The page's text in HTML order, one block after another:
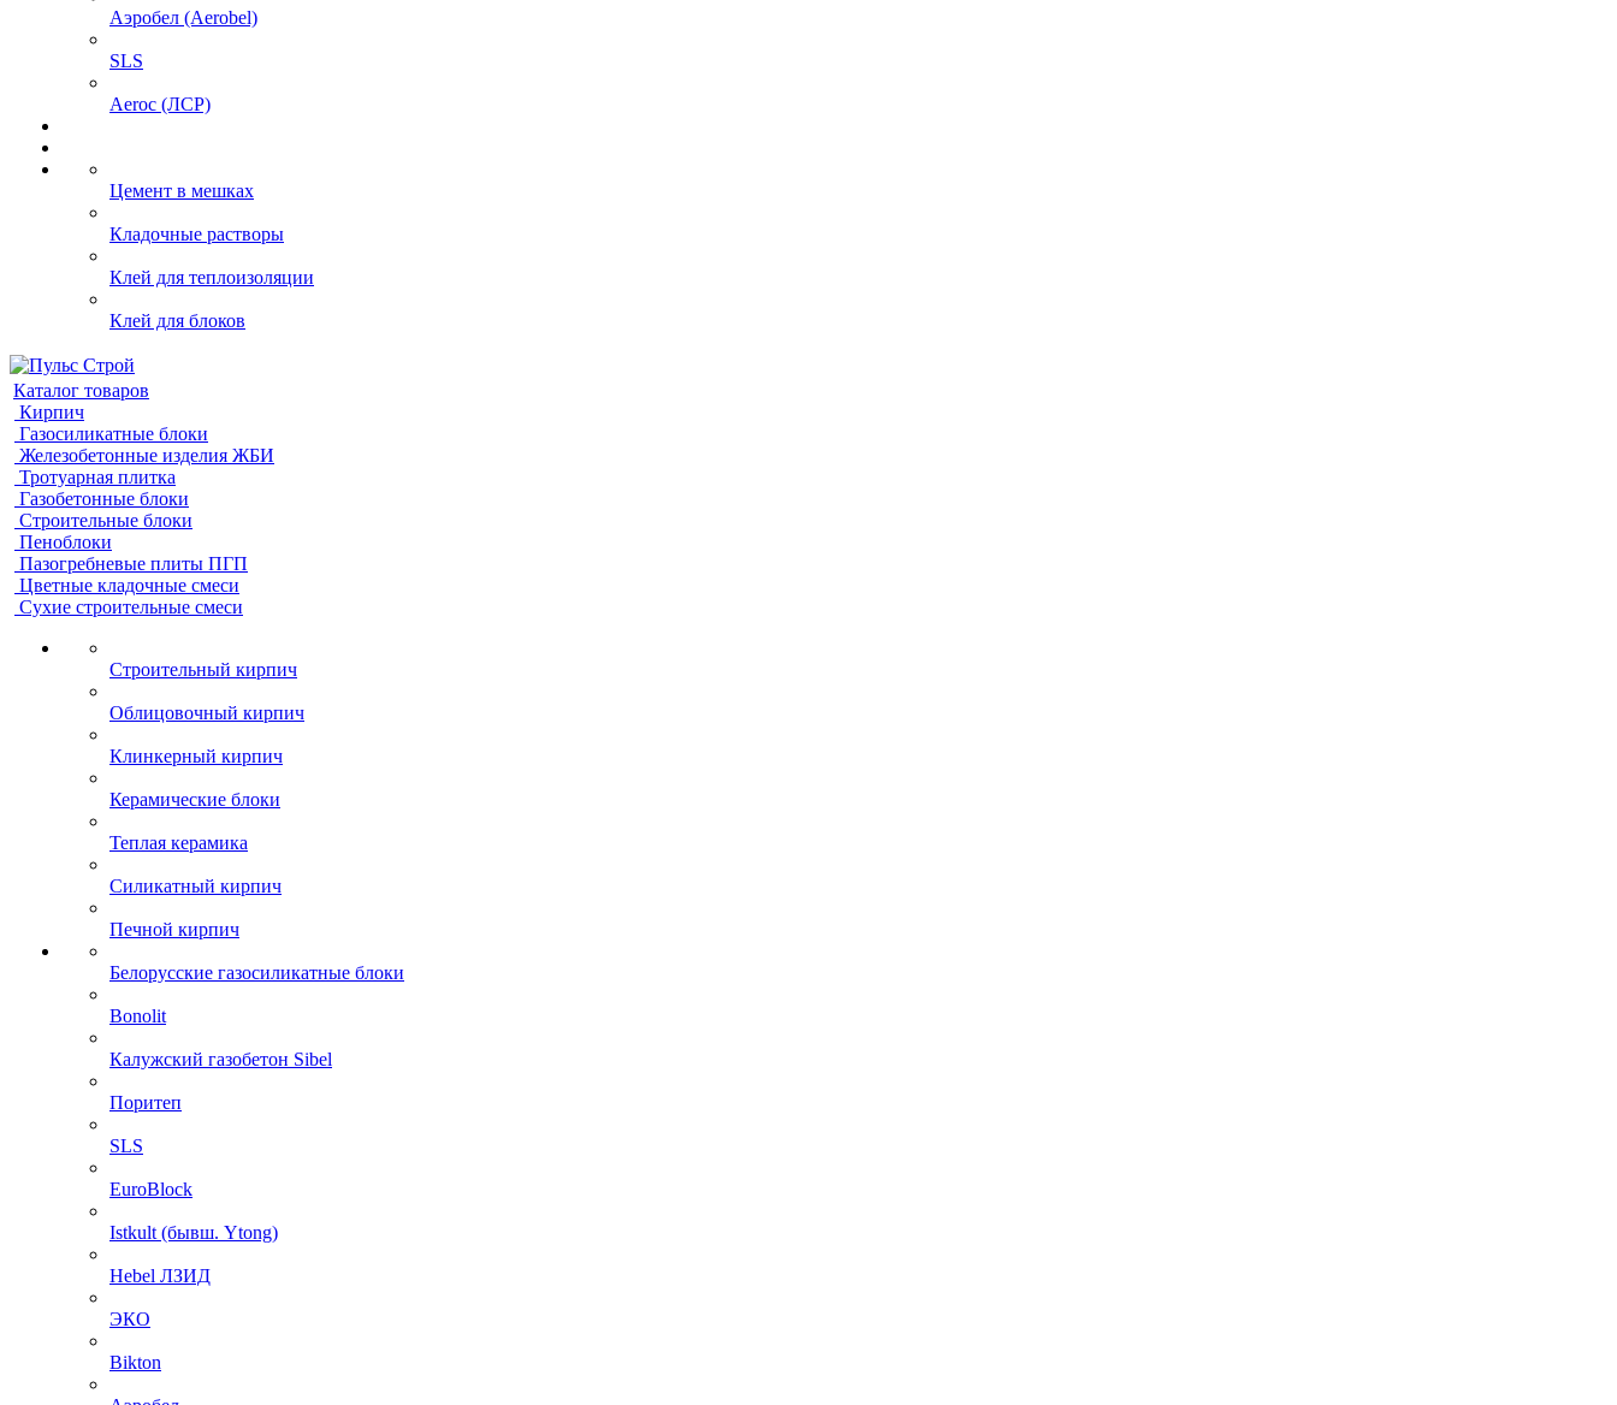
Аэробел (Aerobel)
SLS
Aeroc (ЛСР)
Цемент в мешках
Кладочные растворы
Клей для теплоизоляции
Клей для блоков
Каталог товаров
Кирпич
Газосиликатные блоки
Железобетонные изделия ЖБИ
Тротуарная плитка
Газобетонные блоки
Строительные блоки
Пеноблоки
Пазогребневые плиты ПГП
Цветные кладочные смеси
Сухие строительные смеси
Строительный кирпич
Облицовочный кирпич
Клинкерный кирпич
Керамические блоки
Теплая керамика
Силикатный кирпич
Печной кирпич
Белорусские газосиликатные блоки
Bonolit
Калужский газобетон Sibel
Поритеп
SLS
EuroBlock
Istkult (бывш. Ytong)
Hebel ЛЗИД
ЭКО
Bikton